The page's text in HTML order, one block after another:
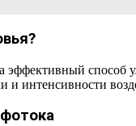
способ
и интенсивности